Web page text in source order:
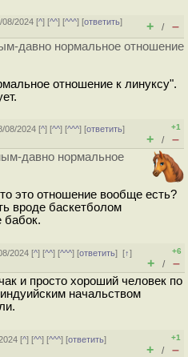
08/2024 [^] [^^] [^^^] [ответить]
+ / –
давно нормальное отношение
отношение к линуксу".
08/2024 [^] [^^] [^^^] [ответить]
+1
+ / –
давно нормальное
это отношение вообще есть?
вроде баскетболом
бабок.
2024 [^] [^^] [^^^] [ответить][↑]
+6
+ / –
и просто хороший человек по
начальством
[^] [^^] [^^^] [ответить]
+1
+ / –